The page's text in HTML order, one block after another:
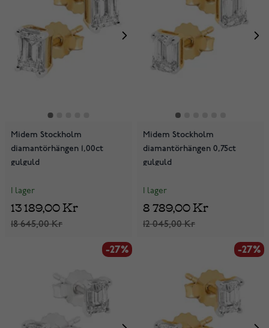
Midem Stockholm
diamantörhängen 1,00ct
gulguld
I lager
18 645,00 Kr
13 189,00 Kr
Midem Stockholm
diamantörhängen 0,75ct
gulguld
I lager
12 045,00 Kr
8 789,00 Kr
-27% -27%